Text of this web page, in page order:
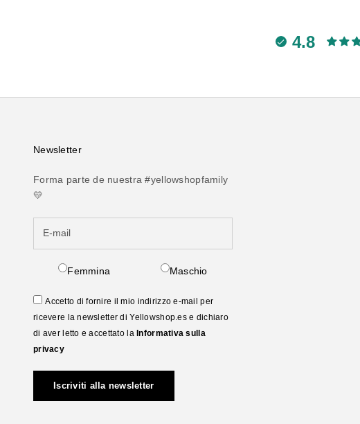
4.8
Newsletter
Forma parte de nuestra #yellowshopfamily
💛
Femmina Maschio
Accetto di fornire il mio indirizzo e-mail per
ricevere la newsletter di Yellowshop.es e dichiaro
di aver letto e accettato laInformativa sulla
privacy
Iscriviti alla newsletter